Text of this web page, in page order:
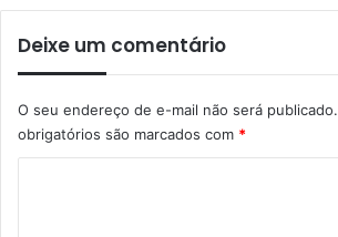
Deixe um comentário
O seu endereço de e-mail não será publicado.
obrigatórios são marcados com *